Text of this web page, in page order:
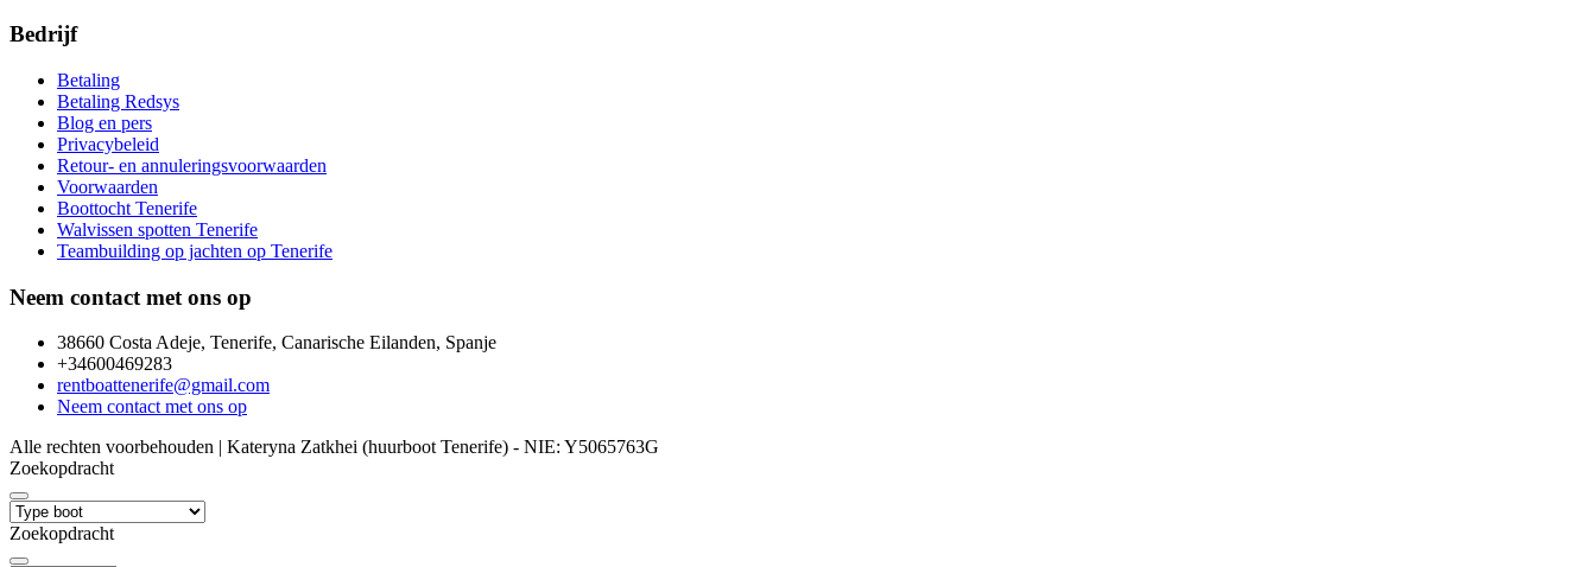
Bedrijf
Betaling
Betaling Redsys
Blog en pers
Privacybeleid
Retour- en annuleringsvoorwaarden
Voorwaarden
Boottocht Tenerife
Walvissen spotten Tenerife
Teambuilding op jachten op Tenerife
Neem contact met ons op
38660 Costa Adeje, Tenerife, Canarische Eilanden, Spanje
+34600469283
rentboattenerife@gmail.com
Neem contact met ons op
Alle rechten voorbehouden | Kateryna Zatkhei (huurboot Tenerife) - NIE: Y5065763G
Zoekopdracht
Zoekopdracht